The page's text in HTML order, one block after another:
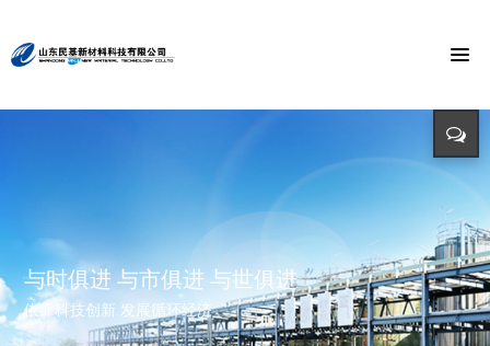
招标公告
招标详情及投标方式请点击查询（测试）
打造氯乙酸世界第一品牌
迈向世界价值链高端 打造世界精细化工绿色基地 创造氯乙酸国际
市场第一品牌
与时俱进 与市俱进 与世俱进
依靠科技创新 发展循环经济
精益求精 铸造品质
立足新起点 开创新局面
节能环保 捍卫能源
投入-产出-资源综合利用